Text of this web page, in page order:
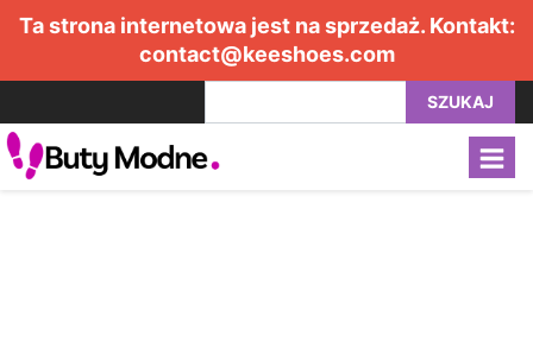
Ta strona internetowa jest na sprzedaż. Kontakt:
contact@keeshoes.com
SZUKAJ